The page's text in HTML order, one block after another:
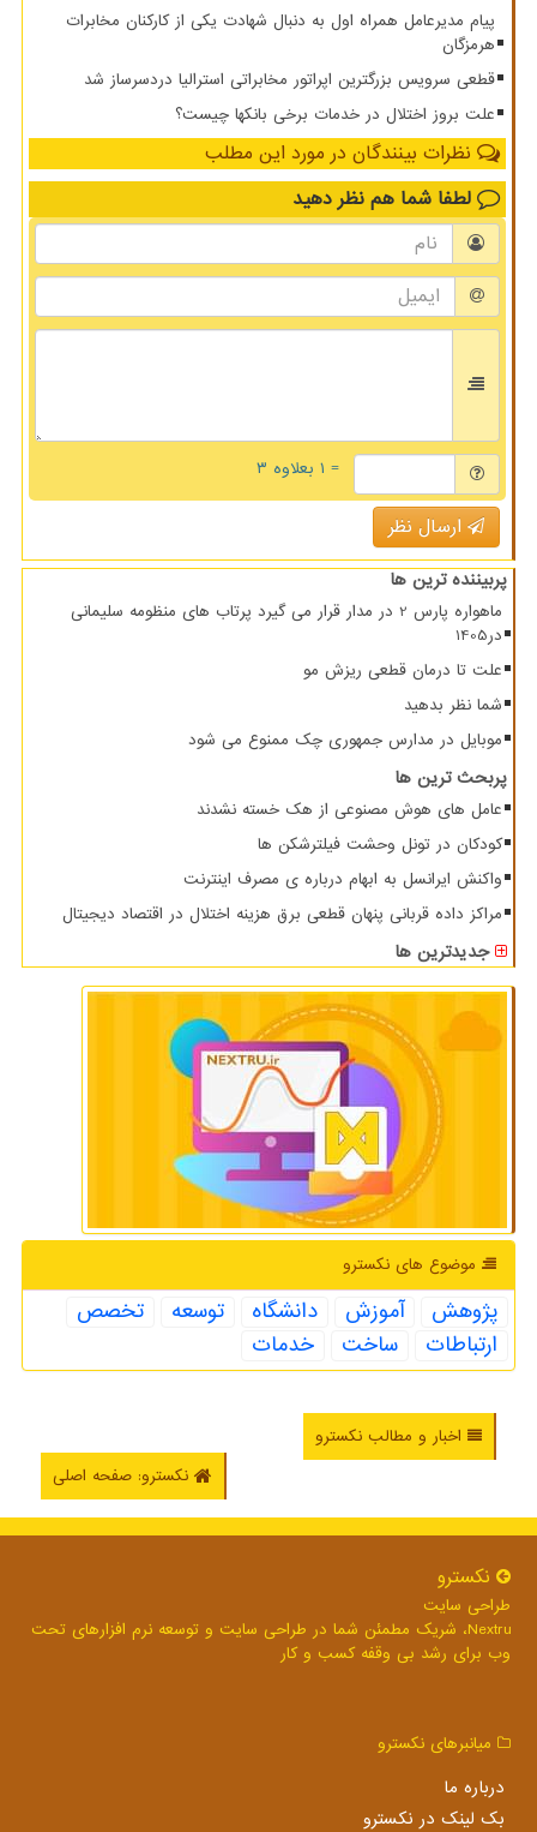
پیام مدیرعامل همراه اول به دنبال شهادت یکی از کارکنان مخابرات
هرمزگان
قطعی سرویس بزرگترین اپراتور مخابراتی استرالیا دردسرساز شد
علت بروز اختلال در خدمات برخی بانکها چیست؟
نظرات بینندگان در مورد این مطلب
لطفا شما هم نظر دهید
= ۱ بعلاوه ۳
ارسال نظر
پربیننده ترین ها
ماهواره پارس 2 در مدار قرار می گیرد پرتاب های منظومه سلیمانی
در1405
علت تا درمان قطعی ریزش مو
شما نظر بدهید
موبایل در مدارس جمهوری چک ممنوع می شود
پربحث ترین ها
عامل های هوش مصنوعی از هک خسته نشدند
کودکان در تونل وحشت فیلترشکن ها
واکنش ایرانسل به ابهام درباره ی مصرف اینترنت
مراکز داده قربانی پنهان قطعی برق هزینه اختلال در اقتصاد دیجیتال
جدیدترین ها
موضوع های نكسترو
پژوهش آموزش دانشگاه توسعه
تخصص
ارتباطات
ساخت خدمات
اخبار و مطالب نکسترو
نکسترو: صفحه اصلی
نكسترو
طراحی سایت
Nextru، شریک مطمئن شما در طراحی سایت و توسعه نرم افزارهای تحت
وب برای رشد بی وقفه کسب و کار
میانبرهای نكسترو
درباره ما
بک لینک در نكسترو